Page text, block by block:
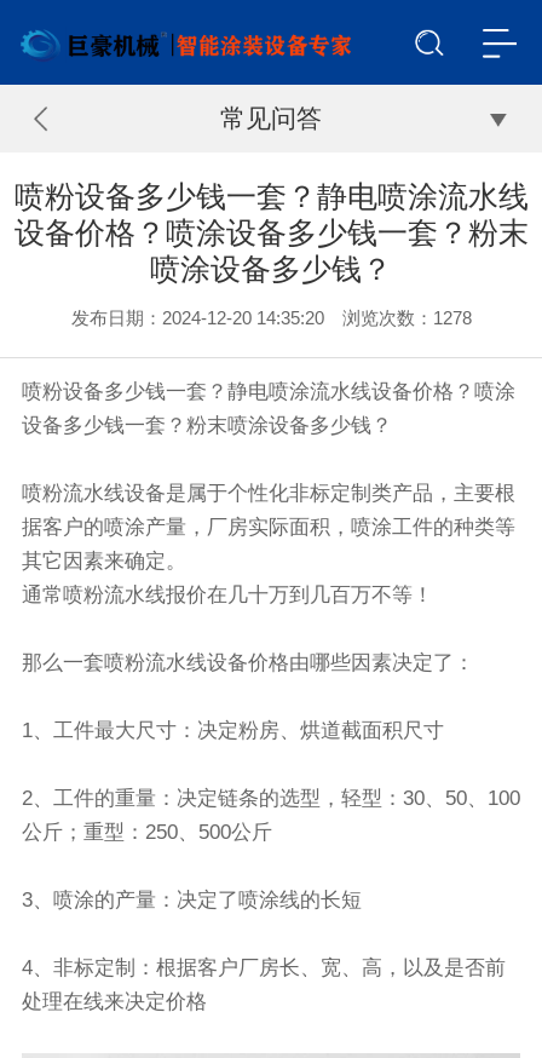
常见问答
喷粉设备多少钱一套？静电喷涂流水线
设备价格？喷涂设备多少钱一套？粉末
喷涂设备多少钱？
发布日期：2024-12-20 14:35:20 浏览次数： 1278
喷粉设备多少钱一套？静电喷涂流水线设备价格？喷涂
设备多少钱一套？粉末喷涂设备多少钱？
喷粉流水线设备是属于个性化非标定制类产品，主要根
据客户的喷涂产量，厂房实际面积，喷涂工件的种类等
其它因素来确定。
通常喷粉流水线报价在几十万到几百万不等！
那么一套喷粉流水线设备价格由哪些因素决定了：
1、工件最大尺寸：决定粉房、烘道截面积尺寸
2、工件的重量：决定链条的选型，轻型：30、50、100
公斤；重型：250、500公斤
3、喷涂的产量：决定了喷涂线的长短
4、非标定制：根据客户厂房长、宽、高，以及是否前
处理在线来决定价格